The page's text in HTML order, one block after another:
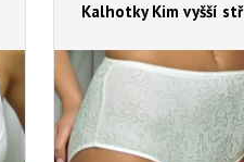
Kalhotky Kim vyšší